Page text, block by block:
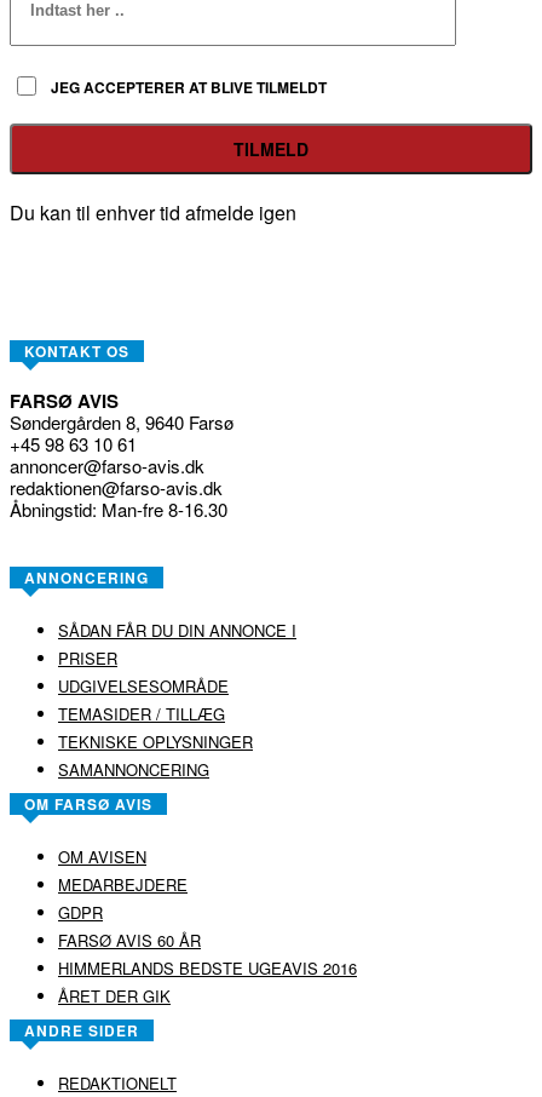
JEG ACCEPTERER AT BLIVE TILMELDT
Du kan til enhver tid afmelde igen
KONTAKT OS
FARSØ AVIS
Søndergården 8, 9640 Farsø
+45 98 63 10 61
annoncer@farso-avis.dk
redaktionen@farso-avis.dk
Åbningstid: Man-fre 8-16.30
ANNONCERING
SÅDAN FÅR DU DIN ANNONCE I
PRISER
UDGIVELSESOMRÅDE
TEMASIDER / TILLÆG
TEKNISKE OPLYSNINGER
SAMANNONCERING
OM FARSØ AVIS
OM AVISEN
MEDARBEJDERE
GDPR
FARSØ AVIS 60 ÅR
HIMMERLANDS BEDSTE UGEAVIS 2016
ÅRET DER GIK
ANDRE SIDER
REDAKTIONELT